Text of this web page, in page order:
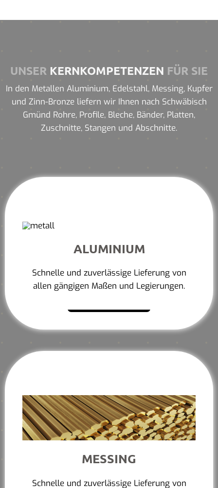
UNSER KERNKOMPETENZEN FÜR SIE
In den Metallen Aluminium, Edelstahl, Messing, Kupfer
und Zinn-Bronze liefern wir Ihnen nach Schwäbisch
Gmünd Rohre, Profile, Bleche, Bänder, Platten,
Zuschnitte, Stangen und Abschnitte.
ALUMINIUM
Schnelle und zuverlässige Lieferung von
allen gängigen Maßen und Legierungen.
MESSING
Schnelle und zuverlässige Lieferung von